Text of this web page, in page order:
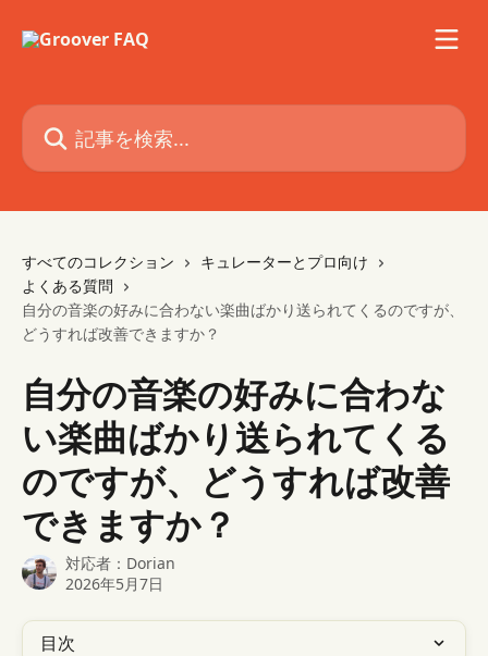
記事を検索...
すべてのコレクション
キュレーターとプロ向け
よくある質問
自分の音楽の好みに合わない楽曲ばかり送られてくるのですが、
どうすれば改善できますか？
自分の音楽の好みに合わな
い楽曲ばかり送られてくる
のですが、どうすれば改善
できますか？
対応者： Dorian
2026年5月7日
目次